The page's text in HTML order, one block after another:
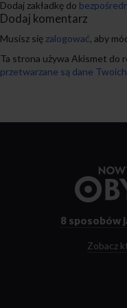
Dodaj zakładkę do
Dodaj komentarz
Musisz się zalogować, aby
Ta strona używa Akismet do
przetwarzane są dane
8 sposobów
Zobacz